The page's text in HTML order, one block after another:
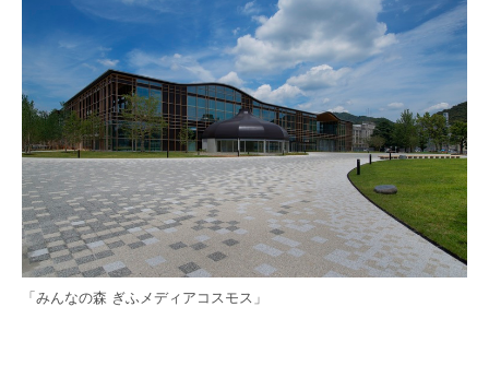
「みんなの森 ぎふメディアコスモス」